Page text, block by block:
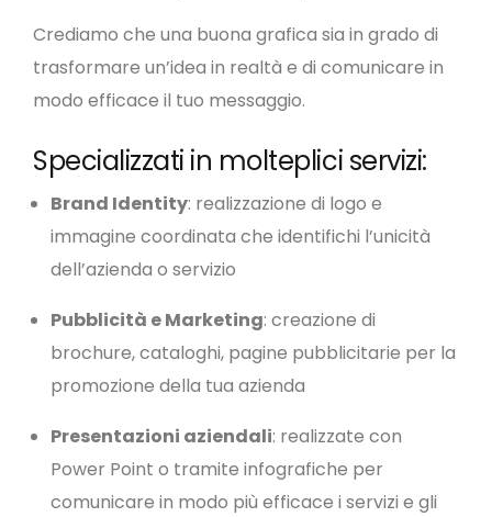
Crediamo che una buona grafica sia in grado di
trasformare un’idea in realtà e di comunicare in
modo efficace il tuo messaggio.
Specializzati in molteplici servizi:
Brand Identity: realizzazione di logo e
immagine coordinata che identifichi l’unicità
dell’azienda o servizio
Pubblicità e Marketing: creazione di
brochure, cataloghi, pagine pubblicitarie per la
promozione della tua azienda
Presentazioni aziendali: realizzate con
Power Point o tramite infografiche per
comunicare in modo più efficace i servizi e gli